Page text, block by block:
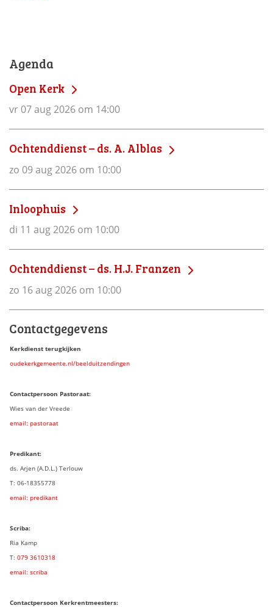
Agenda
Open Kerk
vr 07 aug 2026 om 14:00
Ochtenddienst – ds. A. Alblas
zo 09 aug 2026 om 10:00
Inloophuis
di 11 aug 2026 om 10:00
Ochtenddienst – ds. H.J. Franzen
zo 16 aug 2026 om 10:00
Contactgegevens
Kerkdienst terugkijken
oudekerkgemeente.nl/beelduitzendingen
Contactpersoon Pastoraat:
Wies van der Vreede
email: pastoraat
Predikant:
ds. Arjen (A.D.L.) Terlouw
T: 06-18355778
email: predikant
Scriba:
Ria Kamp
T: 079 3610318
email: scriba
Contactpersoon Kerkrentmeesters: